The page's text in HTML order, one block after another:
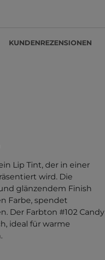
KUNDENREZENSIONEN
Lip Tint, der in einer
wird. Die
glänzendem Finish
Farbe, spendet
Der Farbton #102 Candy
ideal für warme